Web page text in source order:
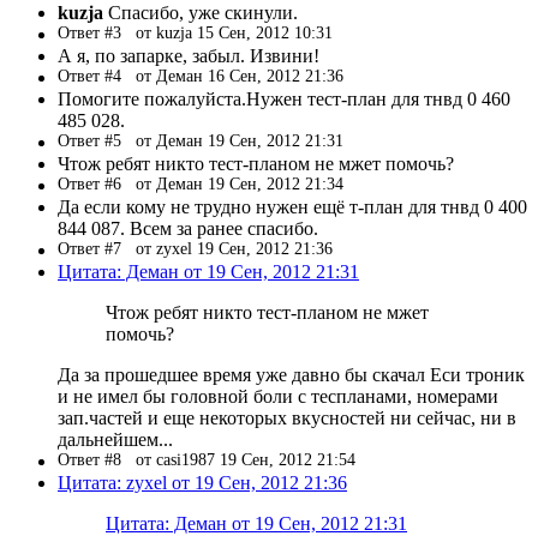
kuzja Спасибо, уже скинули.
Ответ #3 от kuzja 15 Сен, 2012 10:31
А я, по запарке, забыл. Извини!
Ответ #4 от Деман 16 Сен, 2012 21:36
Помогите пожалуйста.Нужен тест-план для тнвд 0 460
485 028.
Ответ #5 от Деман 19 Сен, 2012 21:31
Чтож ребят никто тест-планом не мжет помочь?
Ответ #6 от Деман 19 Сен, 2012 21:34
Да если кому не трудно нужен ещё т-план для тнвд 0 400
844 087. Всем за ранее спасибо.
Ответ #7 от zyxel 19 Сен, 2012 21:36
Цитата: Деман от 19 Сен, 2012 21:31
Чтож ребят никто тест-планом не мжет
помочь?
Да за прошедшее время уже давно бы скачал Еси троник
и не имел бы головной боли с теспланами, номерами
зап.частей и еще некоторых вкусностей ни сейчас, ни в
дальнейшем...
Ответ #8 от casi1987 19 Сен, 2012 21:54
Цитата: zyxel от 19 Сен, 2012 21:36
Цитата: Деман от 19 Сен, 2012 21:31